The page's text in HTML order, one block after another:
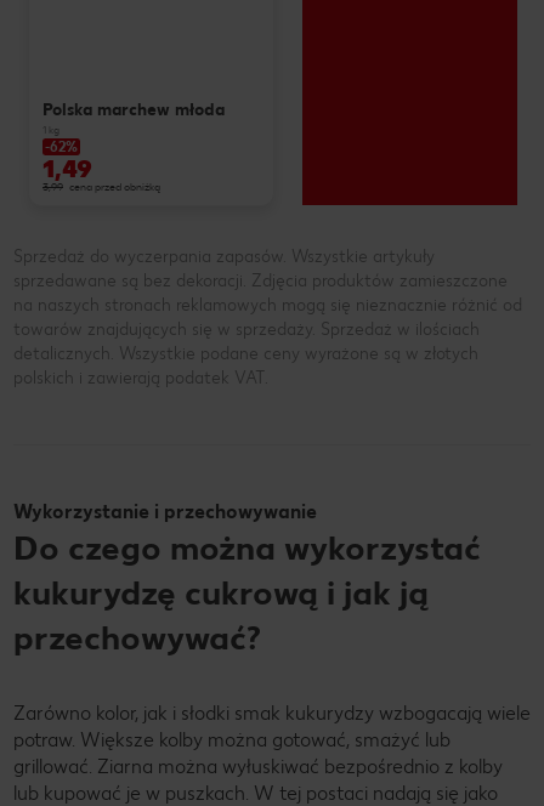
Polska marchew młoda
1 kg
-62%
1,49
3,99 cena przed obniżką
Sprzedaż do wyczerpania zapasów. Wszystkie artykuły
sprzedawane są bez dekoracji. Zdjęcia produktów zamieszczone
na naszych stronach reklamowych mogą się nieznacznie różnić od
towarów znajdujących się w sprzedaży. Sprzedaż w ilościach
detalicznych. Wszystkie podane ceny wyrażone są w złotych
polskich i zawierają podatek VAT.
Wykorzystanie i przechowywanie
Do czego można wykorzystać
kukurydzę cukrową i jak ją
przechowywać?
Zarówno kolor, jak i słodki smak kukurydzy wzbogacają wiele
potraw. Większe kolby można gotować, smażyć lub
grillować. Ziarna można wyłuskiwać bezpośrednio z kolby
lub kupować je w puszkach. W tej postaci nadają się jako